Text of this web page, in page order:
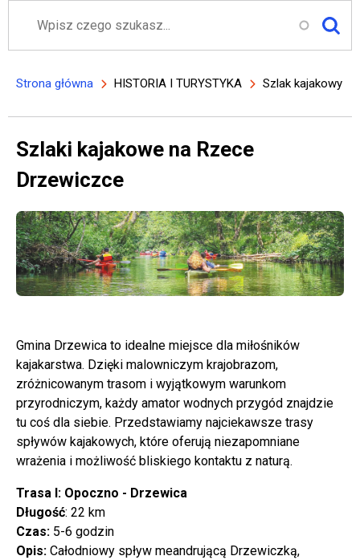
Ścieżka nawigacyjna
Strona główna HISTORIA I TURYSTYKA Szlak kajakowy
Szlaki kajakowe na Rzece
Drzewiczce
Gmina Drzewica to idealne miejsce dla miłośników
kajakarstwa. Dzięki malowniczym krajobrazom,
zróżnicowanym trasom i wyjątkowym warunkom
przyrodniczym, każdy amator wodnych przygód znajdzie
tu coś dla siebie. Przedstawiamy najciekawsze trasy
spływów kajakowych, które oferują niezapomniane
wrażenia i możliwość bliskiego kontaktu z naturą.
Trasa I: Opoczno - Drzewica
Długość: 22 km
Czas: 5-6 godzin
Opis: Całodniowy spływ meandrującą Drzewiczką,